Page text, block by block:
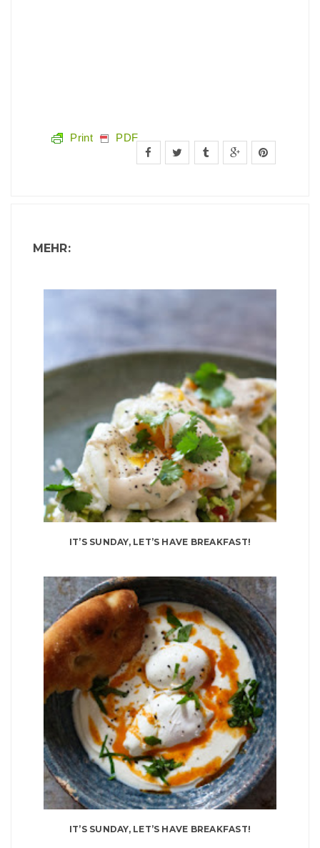
Print PDF
MEHR:
IT’S SUNDAY, LET’S HAVE BREAKFAST!
IT’S SUNDAY, LET’S HAVE BREAKFAST!